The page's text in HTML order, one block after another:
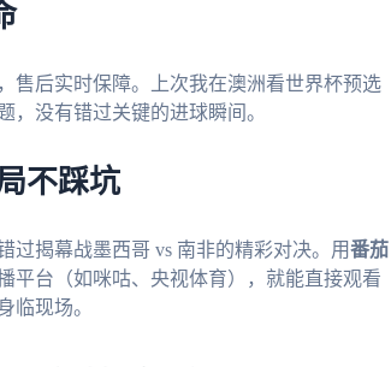
售后实时保障。上次我在澳洲看世界杯预选
，没有错过关键的进球瞬间。
不踩坑
过揭幕战墨西哥 vs 南非的精彩对决。用番茄
平台（如咪咕、央视体育），就能直接观看
临现场。